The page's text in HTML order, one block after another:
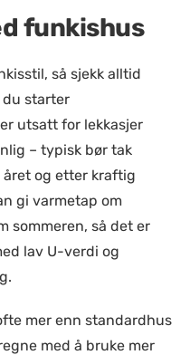
funkishus
så sjekk alltid
du starter
utsatt for lekkasjer
– typisk bør tak
og etter kraftig
gi varmetap om
sommeren, så det er
lav U-verdi og
mer enn standardhus
med å bruke mer